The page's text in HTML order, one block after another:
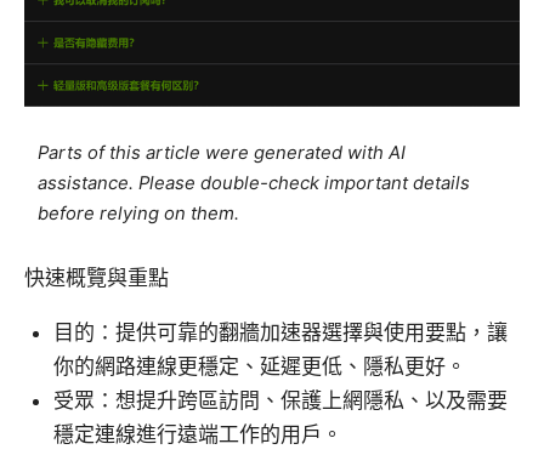
Parts of this article were generated with AI
assistance. Please double-check important details
before relying on them.
快速概覽與重點
目的：提供可靠的翻牆加速器選擇與使用要點，讓
你的網路連線更穩定、延遲更低、隱私更好。
受眾：想提升跨區訪問、保護上網隱私、以及需要
穩定連線進行遠端工作的用戶。